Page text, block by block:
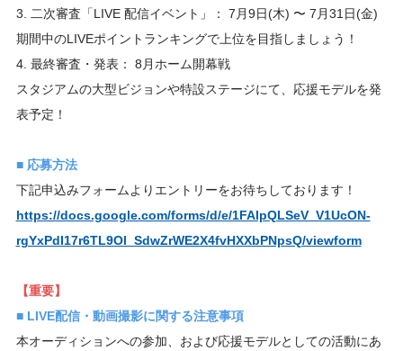
3. 二次審査「LIVE 配信イベント」： 7月9日(木) 〜 7月31日(金)
期間中のLIVEポイントランキングで上位を目指しましょう！
4. 最終審査・発表： 8月ホーム開幕戦
スタジアムの大型ビジョンや特設ステージにて、応援モデルを発
表予定！
■ 応募方法
下記申込みフォームよりエントリーをお待ちしております！
https://docs.google.com/forms/d/e/1FAIpQLSeV_V1UcON-
rgYxPdI17r6TL9Ol_SdwZrWE2X4fvHXXbPNpsQ/viewform
【重要】
■ LIVE配信・動画撮影に関する注意事項
本オーディションへの参加、および応援モデルとしての活動にあ